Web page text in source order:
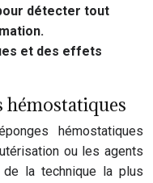
détecter tout
et des effets
hémostatiques
hémostatiques
ou les agents
la technique la plus